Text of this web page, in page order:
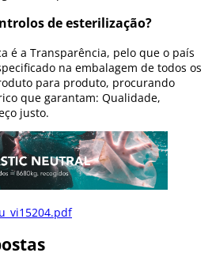
de esterilização?
é a Transparência, pelo que o país
na embalagem de todos os
para produto, procurando
que garantam: Qualidade,
justo.